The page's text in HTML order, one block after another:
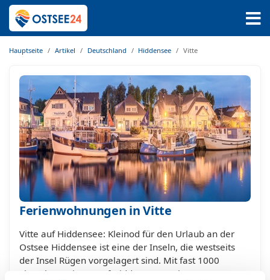
Hauptseite Artikel Deutschland Hiddensee Vitte
Ferienwohnungen in Vitte
Vitte auf Hiddensee: Kleinod für den Urlaub an der
Ostsee Hiddensee ist eine der Inseln, die westseits
der Insel Rügen vorgelagert sind. Mit fast 1000
Einwohnern ist es auf Hiddensee nur im